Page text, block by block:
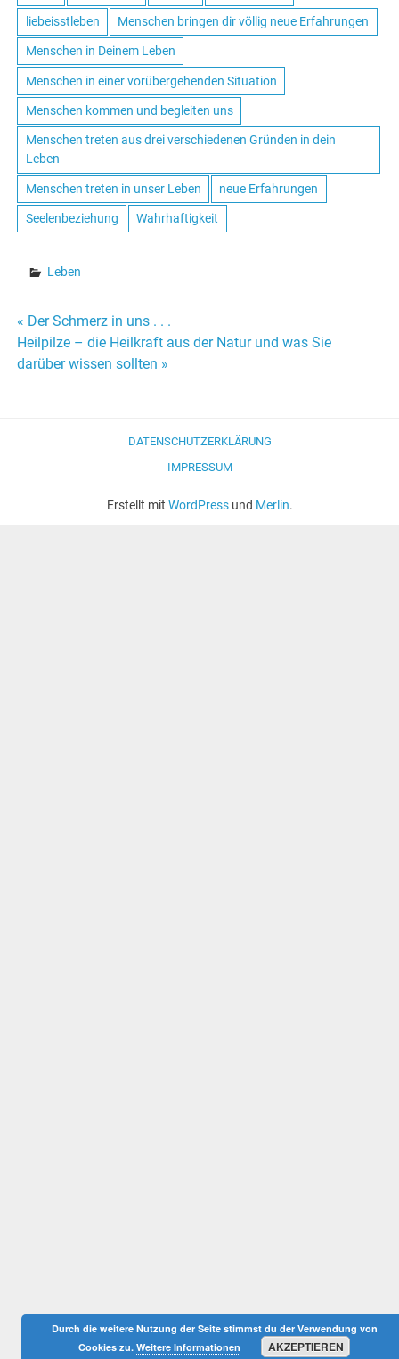
liebeisstleben Menschen bringen dir völlig neue Erfahrungen
Menschen in Deinem Leben
Menschen in einer vorübergehenden Situation
Menschen kommen und begleiten uns
Menschen treten aus drei verschiedenen Gründen in dein
Leben
Menschen treten in unser Leben neue Erfahrungen
Seelenbeziehung Wahrhaftigkeit
Leben
Beitrags-
« Der Schmerz in uns . . .
Heilpilze – die Heilkraft aus der Natur und was Sie
darüber wissen sollten »
DATENSCHUTZERKLÄRUNG
IMPRESSUM
Erstellt mit WordPressund Merlin.
Durch die weitere Nutzung der Seite stimmst du der Verwendung von
Cookies zu.Weitere Informationen AKZEPTIEREN